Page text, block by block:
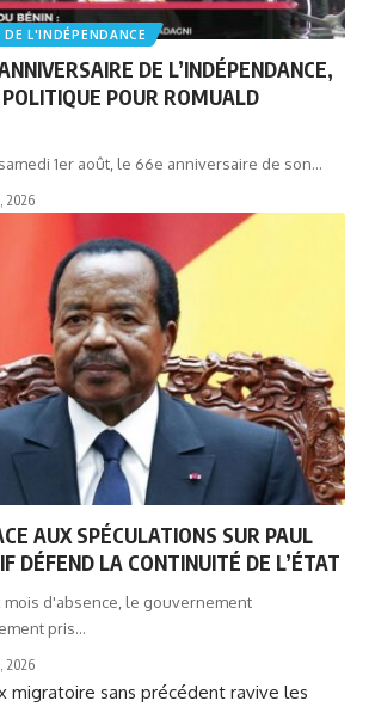
L'INDÉPENDANCE
DE L’INDÉPENDANCE,
POUR ROMUALD
1er août, le 66e anniversaire de son…
2026
AUX SPÉCULATIONS SUR PAUL
DÉFEND LA CONTINUITÉ DE L’ÉTAT
d'absence, le gouvernement
pris…
2026